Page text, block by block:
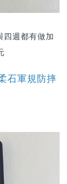
四週都有做加
石軍規防摔